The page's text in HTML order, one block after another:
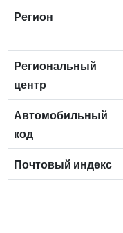
Регион
Региональный
центр
Автомобильный
код
Почтовый индекс